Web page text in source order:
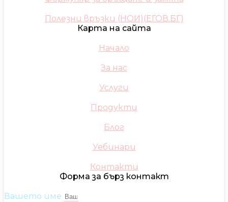
Полезни връзки (НОИ)(ЕГОВ.БГ)
Карта на сайта
Начало
За нас
Услуги
Продукти
Блог
Уебинари
Контакти
Форма за бърз контакт
Вашето име